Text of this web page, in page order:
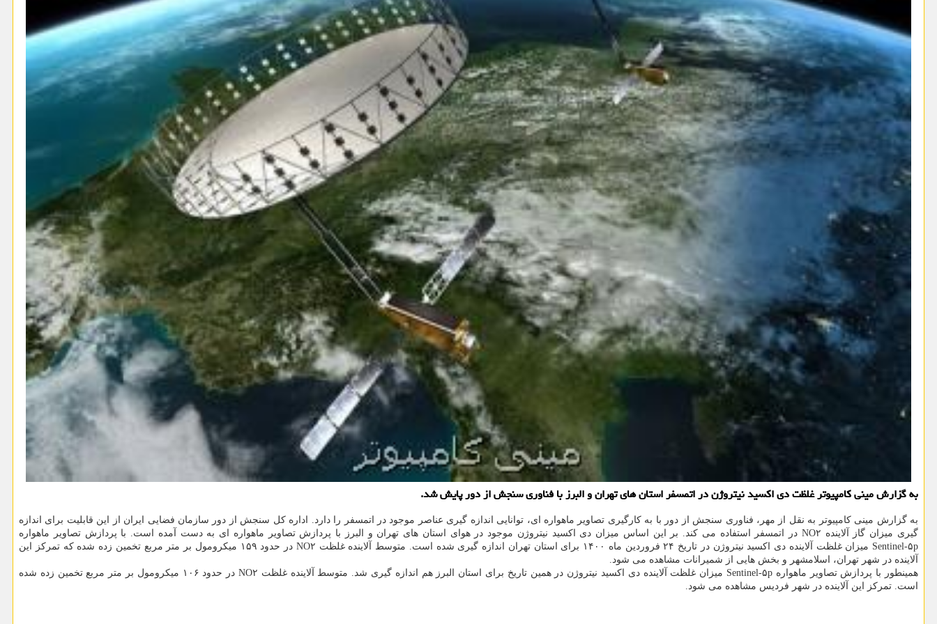
به گزارش مینی کامپیوتر غلظت دی اکسید نیتروژن در اتمسفر استان های تهران و البرز با فناوری سنجش از دور پایش شد.
به گزارش مینی کامپیوتر به نقل از مهر، فناوری سنجش از دور با به کارگیری تصاویر ماهواره ای، توانایی اندازه گیری عناصر موجود در اتمسفر را دارد. اداره‬ کل‬ سنجش‬ از‬ دور‬ سازمان‬ فضایی ایران از‬ این قابلیت‬ برای اندازه
گیری میزان گاز آلاینده‎ NO۲ ‎در اتمسفر استفاده‬ می کند. بر این اساس‬ میزان دی‬ اکسید‬ نیتروژن‬ موجود‬ در‬ هوای استان های تهران و البرز با پردازش تصاویر ماهواره ای به دست آمده است. با پردازش تصاویر ماهواره
Sentinel-۵p میزان غلظت آلاینده دی اکسید نیتروژن در تاریخ ۲۴ فروردین ماه ۱۴۰۰ برای استان تهران اندازه گیری شده است. متوسط آلاینده غلظت NO۲ در حدود ۱۵۹ میکرومول بر متر مربع تخمین زده شده که تمرکز این
آلاینده در شهر تهران، اسلامشهر و بخش هایی از شمیرانات مشاهده می شود.
همینطور با پردازش تصاویر ماهواره Sentinel-۵p میزان غلظت آلاینده دی اکسید نیتروژن در همین تاریخ برای استان البرز هم اندازه گیری شد. متوسط آلاینده غلظت NO۲ در حدود ۱۰۶ میکرومول بر متر مربع تخمین زده شده
است. تمرکز این آلاینده در شهر فردیس مشاهده می شود.